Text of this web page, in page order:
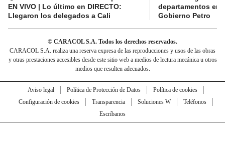
EN VIVO | Lo último en DIRECTO:
Llegaron los delegados a Cali
departamentos en
Gobierno Petro
© CARACOL S.A. Todos los derechos reservados.
CARACOL S.A. realiza una reserva expresa de las reproducciones y usos de las obras
y otras prestaciones accesibles desde este sitio web a medios de lectura mecánica u otros
medios que resulten adecuados.
Aviso legal Política de Protección de Datos
Política de cookies
Configuración de cookies
Transparencia Soluciones W
Teléfonos
Escríbanos